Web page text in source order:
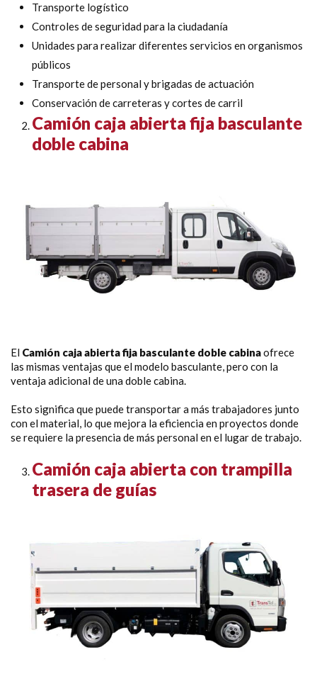
Transporte logístico
Controles de seguridad para la ciudadanía
Unidades para realizar diferentes servicios en organismos
públicos
Transporte de personal y brigadas de actuación
Conservación de carreteras y cortes de carril
Camión caja abierta fija basculante
doble cabina
El Camión caja abierta fija basculante doble cabinaofrece
las mismas ventajas que el modelo basculante, pero con la
ventaja adicional de una doble cabina.
Esto significa que puede transportar a más trabajadores junto
con el material, lo que mejora la eficiencia en proyectos donde
se requiere la presencia de más personal en el lugar de trabajo.
Camión caja abierta con trampilla
trasera de guías